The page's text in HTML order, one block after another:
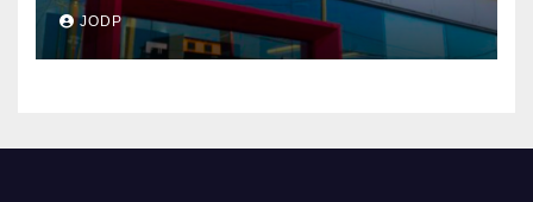
supera 14% del mercado
crediticio
JODP